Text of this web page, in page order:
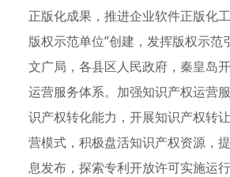
正版化成果，推进企业软件正版化
版权示范单位”创建，发挥版权示
文广局，各县区人民政府，秦皇岛
运营服务体系。加强知识产权运营
识产权转化能力，开展知识产权转
营模式，积极盘活知识产权资源，
息发布，探索专利开放许可实施运